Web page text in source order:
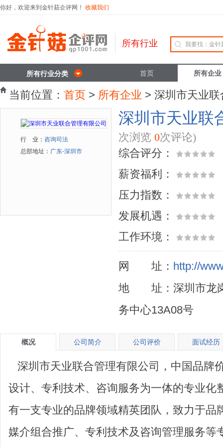
你好，欢迎来到金针菇企评网！ 收藏我们
所有行业
所有行业分类 首页 所有企业
当前位置： 首页 > 所有企业 > 深圳市天业
行 业： 咨询司法
总部地址： 广东-深圳市
深圳市天业联
次浏览 0次评论)
综合评分：
薪资福利：
压力指数：
发展机遇：
工作环境：
网 址： http://
地 址：深圳市龙岗
务中心13A08号
概况 公司简介 公司评价 面试经历
深圳市天业联合管理有限公司，中国品牌
设计、专利技术、咨询服务为一体的专业
有一支专业的品牌领域精英团队，致力于品
媒介组合推广、专利技术及咨询管理服务等